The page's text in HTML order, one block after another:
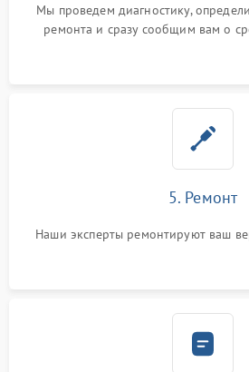
Мы проведем диагностику,
ремонта и сразу сообщим вам о
5. Ремонт
Наши эксперты ремонтируют ваш